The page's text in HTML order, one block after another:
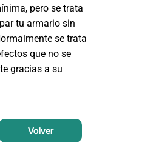
pero se trata
tu armario sin
se trata
que no se
gracias a su
Volver